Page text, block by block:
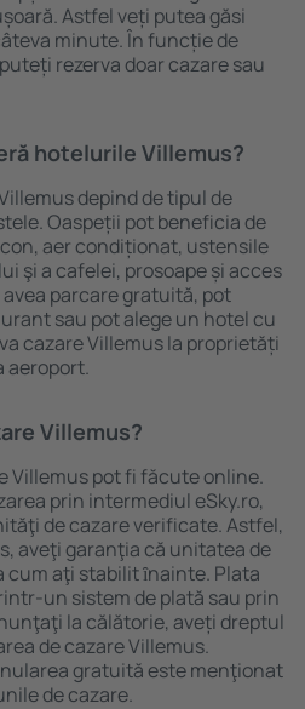
Astfel veți putea găsi
minute. În funcție de
rezerva doar cazare sau
hotelurile Villemus?
depind de tipul de
Oaspeții pot beneficia de
aer condiționat, ustensile
şi a cafelei, prosoape și acces
parcare gratuită, pot
sau pot alege un hotel cu
cazare Villemus la proprietăți
aeroport.
Villemus?
Villemus pot fi făcute online.
prin intermediul eSky.ro,
de cazare verificate. Astfel,
aveţi garanţia că unitatea de
cum aţi stabilit ȋnainte. Plata
un sistem de plată sau prin
la călătorie, aveți dreptul
de cazare Villemus.
gratuită este menţionat
de cazare.